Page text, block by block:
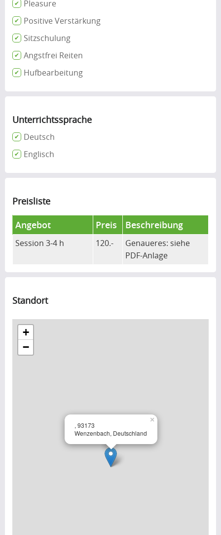
Pleasure
Positive Verstärkung
Sitzschulung
Angstfrei Reiten
Hufbearbeitung
Unterrichtssprache
Deutsch
Englisch
Preisliste
Angebot
Preis Beschreibung
Session 3-4 h 120.-
Genaueres: siehe
PDF-Anlage
Standort
, 93173
Wenzenbach, Deutschland
×
+
−